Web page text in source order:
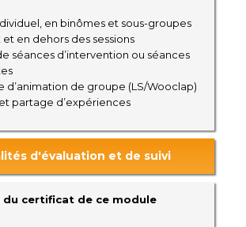
en binômes et sous-groupes
en dehors des sessions
séances d’intervention ou séances
d’animation de groupe (LS/Wooclap)
partage d’expériences
d'évaluation et de suivi
certificat de ce module